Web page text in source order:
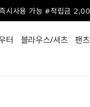
시사용 가능 #적립금
터 블라우스/셔츠 팬츠